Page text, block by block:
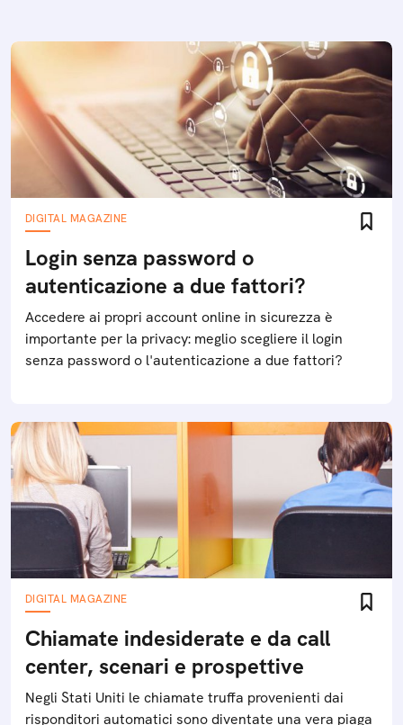
DIGITAL MAGAZINE
Login senza password o
autenticazione a due fattori?
Accedere ai propri account online in sicurezza è
importante per la privacy: meglio scegliere il login
senza password o l'autenticazione a due fattori?
DIGITAL MAGAZINE
Chiamate indesiderate e da call
center, scenari e prospettive
Negli Stati Uniti le chiamate truffa provenienti dai
risponditori automatici sono diventate una vera piaga